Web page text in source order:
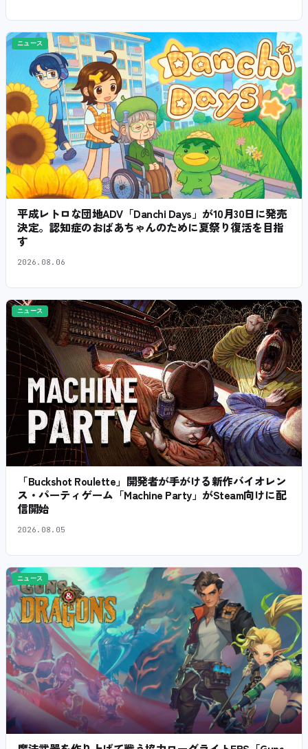
ニュース
平成レトロな団地ADV「Danchi Days」が10月30日に発売
決定。認知症のおばあちゃんのために夏祭り復活を目指
す
2026.08.06
ニュース
「Buckshot Roulette」開発者が手がける新作バイオレン
ス・パーティゲーム「Machine Party」がSteam向けに配
信開始
2026.08.05
ニュース